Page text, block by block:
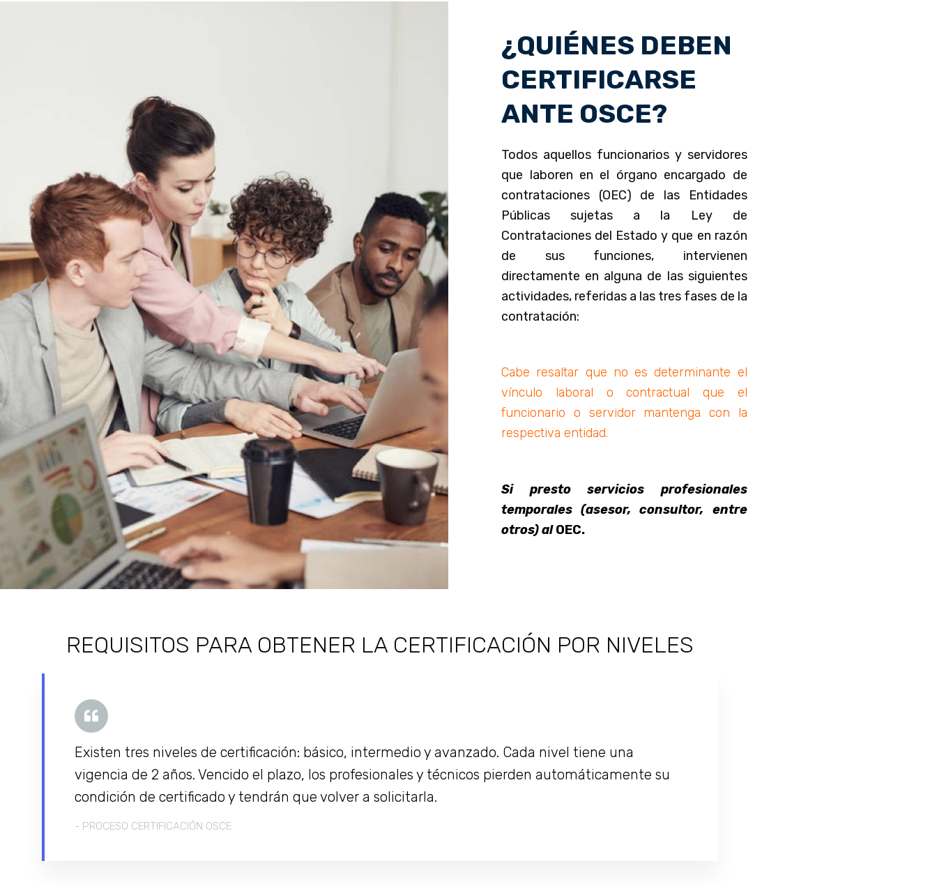
¿QUIÉNES DEBEN
CERTIFICARSE
ANTE OSCE?
Todos aquellos funcionarios y servidores
que laboren en el órgano encargado de
contrataciones (OEC) de las Entidades
Públicas sujetas a la Ley de
Contrataciones del Estado y que en razón
de sus funciones, intervienen
directamente en alguna de las siguientes
actividades, referidas a las tres fases de la
contratación:
Cabe resaltar que no es determinante el
vínculo laboral o contractual que el
funcionario o servidor mantenga con la
respectiva entidad.
Si presto servicios profesionales
temporales (asesor, consultor, entre
otros) alOEC.
REQUISITOS PARA OBTENER LA CERTIFICACIÓN POR NIVELES
Existen tres niveles de certificación: básico, intermedio y avanzado. Cada nivel tiene una
vigencia de 2 años. Vencido el plazo, los profesionales y técnicos pierden automáticamente su
condición de certificado y tendrán que volver a solicitarla.
- PROCESO CERTIFICACIÓN OSCE